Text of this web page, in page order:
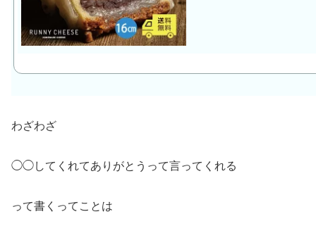
わざわざ
◯◯してくれてありがとうって言ってくれる
って書くってことは